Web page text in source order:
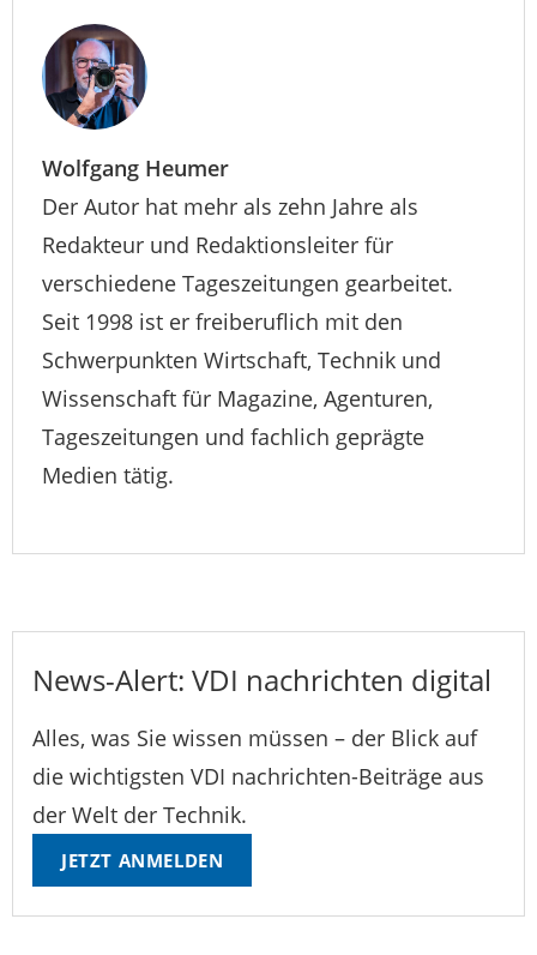
Wolfgang Heumer
Der Autor hat mehr als zehn Jahre als
Redakteur und Redaktionsleiter für
verschiedene Tageszeitungen gearbeitet.
Seit 1998 ist er freiberuflich mit den
Schwerpunkten Wirtschaft, Technik und
Wissenschaft für Magazine, Agenturen,
Tageszeitungen und fachlich geprägte
Medien tätig.
News-Alert: VDI nachrichten digital
Alles, was Sie wissen müssen – der Blick auf
die wichtigsten VDI nachrichten-Beiträge aus
der Welt der Technik.
JETZT ANMELDEN